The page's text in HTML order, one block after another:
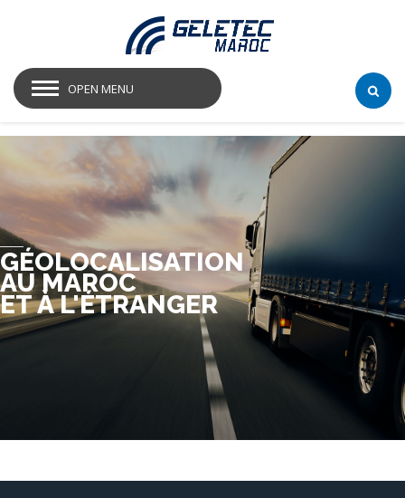
OPEN MENU
ET À L'ÉTRANGER
AU MAROC
GÉOLOCALISATION